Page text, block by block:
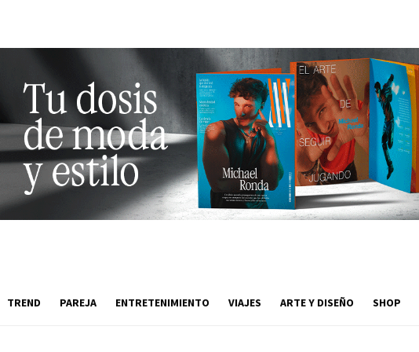
TREND PAREJA ENTRETENIMIENTO VIAJES ARTE Y DISEÑO SHOP